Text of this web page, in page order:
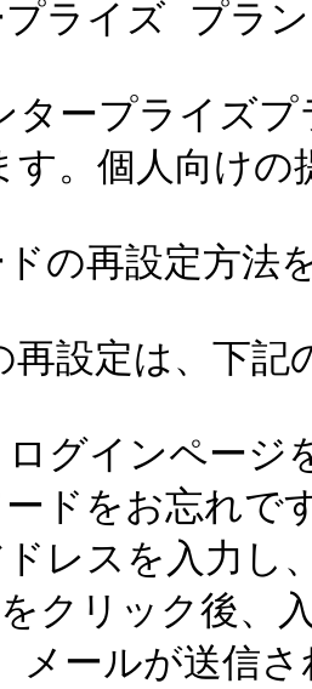
ライズ プラ
ープライズ
す。個人向け
の再設定方法
再設定は、下
グインページ
ドをお忘れで
レスを入力し
クリック後、
メールが送信さ